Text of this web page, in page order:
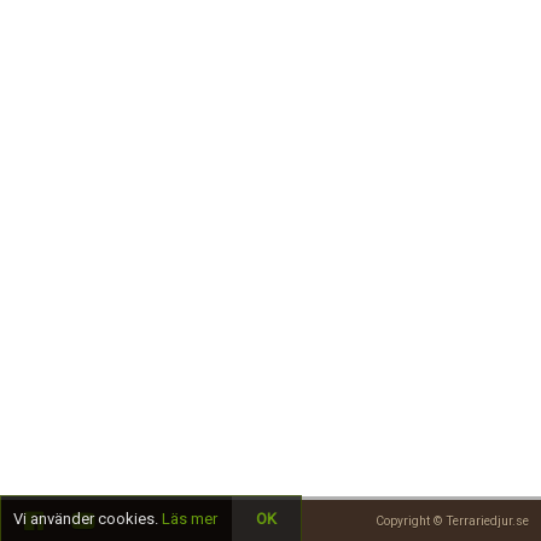
Copyright © Terrariedjur.se
Vi använder cookies. Läs mer OK